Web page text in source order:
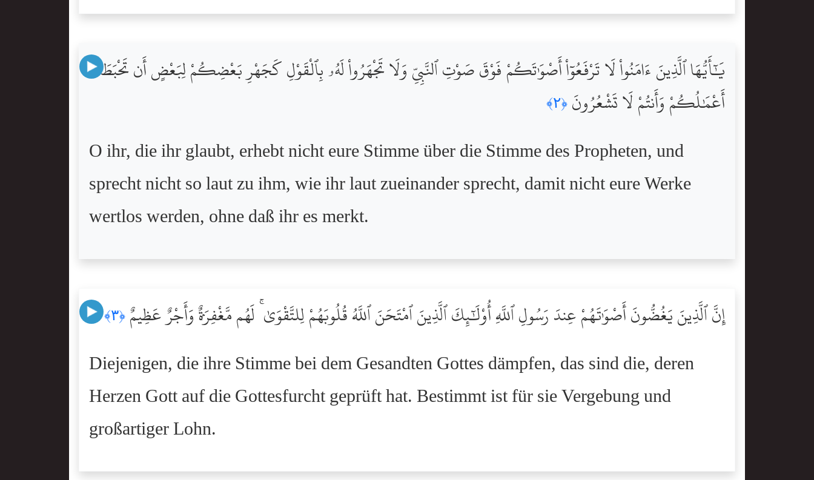
يَٰٓأَيُّهَا ٱلَّذِينَ ءَامَنُواْ لَا تَرْفَعُوٓاْ أَصْوَٰتَكُمْ فَوْقَ صَوْتِ ٱلنَّبِىِّ وَلَا تَجْهَرُواْ لَهُۥ بِٱلْقَوْلِ كَجَهْرِ بَعْضِكُمْ لِبَعْضٍ أَن تَحْبَطَ
أَعْمَٰلُكُمْ وَأَنتُمْ لَا تَشْعُرُونَ ﴿٢﴾
O ihr, die ihr glaubt, erhebt nicht eure Stimme über die Stimme des Propheten, und
sprecht nicht so laut zu ihm, wie ihr laut zueinander sprecht, damit nicht eure Werke
wertlos werden, ohne daß ihr es merkt.
إِنَّ ٱلَّذِينَ يَغُضُّونَ أَصْوَٰتَهُمْ عِندَ رَسُولِ ٱللَّهِ أُوْلَٰٓئِكَ ٱلَّذِينَ ٱمْتَحَنَ ٱللَّهُ قُلُوبَهُمْ لِلتَّقْوَىٰ ۚ لَهُم مَّغْفِرَةٌۭ وَأَجْرٌ عَظِيمٌ ﴿٣﴾
Diejenigen, die ihre Stimme bei dem Gesandten Gottes dämpfen, das sind die, deren
Herzen Gott auf die Gottesfurcht geprüft hat. Bestimmt ist für sie Vergebung und
großartiger Lohn.